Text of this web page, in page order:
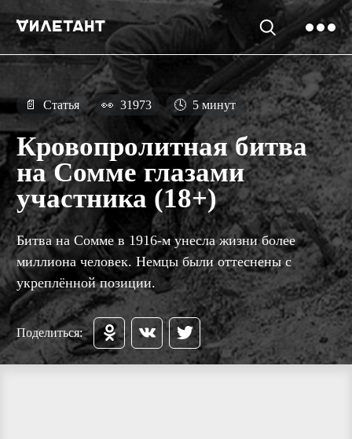
📄 Статья 👀 31973 🕓 5 минут
Кровопролитная битва
на Сомме глазами
участника (18+)
Битва на Сомме в 1916-м унесла жизни более
миллиона человек. Немцы были оттеснены с
укреплённой позиции.
Поделиться: